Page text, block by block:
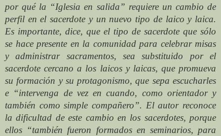
por qué la “Iglesia en salida” requiere un cambio de
perfil en el sacerdote y un nuevo tipo de laico y laica.
Es importante, dice, que el tipo de sacerdote que sólo
se hace presente en la comunidad para celebrar misas
y administrar sacramentos, sea substituido por el
sacerdote cercano a los laicos y laicas, que promueva
su formación y su protagonismo, que sepa escucharles
e “intervenga de vez en cuando, como orientador y
también como simple compañero”. El autor reconoce
la dificultad de este cambio en los sacerdotes, porque
ellos “también fueron formados en seminarios, para